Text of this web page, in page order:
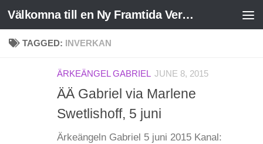
Skip to content Välkomna till en Ny Framtida Verklighet
TAGGED: INVERKAN
ÄRKEÄNGEL GABRIEL JUNE 8, 2015
ÄÄ Gabriel via Marlene
Swetlishoff, 5 juni
Ärkeängeln Gabriel 5 juni 2015 Kanal: